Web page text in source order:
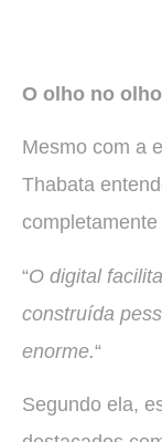
O olho no
Mesmo com a
Thabata
“O digital
construída
enorme.“
Segundo ela,